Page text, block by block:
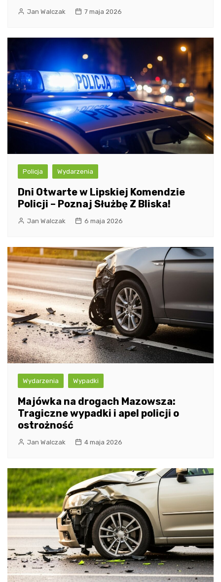
Jan Walczak 7 maja 2026
Policja Wydarzenia
Dni Otwarte w Lipskiej Komendzie
Policji – Poznaj Służbę Z Bliska!
Jan Walczak 6 maja 2026
Wydarzenia Wypadki
Majówka na drogach Mazowsza:
Tragiczne wypadki i apel policji o
ostrożność
Jan Walczak 4 maja 2026